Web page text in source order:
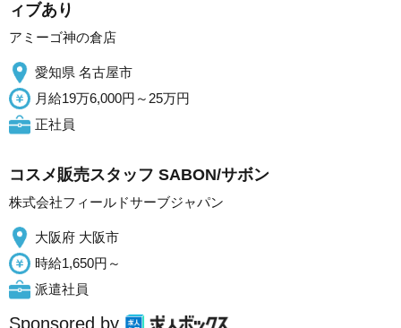
ィブあり
アミーゴ神の倉店
愛知県 名古屋市
月給19万6,000円～25万円
正社員
コスメ販売スタッフ SABON/サボン
株式会社フィールドサーブジャパン
大阪府 大阪市
時給1,650円～
派遣社員
Sponsored by